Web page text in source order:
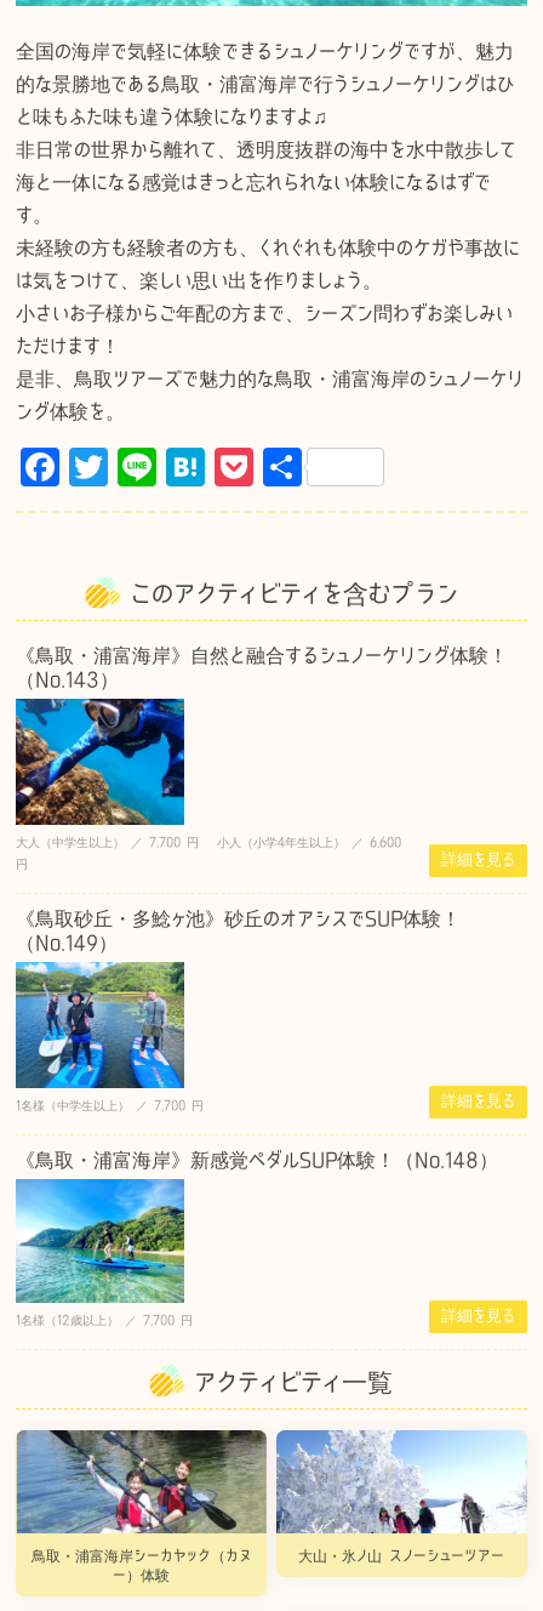
全国の海岸で気軽に体験できるシュノーケリングですが、魅力
的な景勝地である鳥取・浦富海岸で行うシュノーケリングはひ
と味もふた味も違う体験になりますよ♫
非日常の世界から離れて、透明度抜群の海中を水中散歩して
海と一体になる感覚はきっと忘れられない体験になるはずで
す。
未経験の方も経験者の方も、くれぐれも体験中のケガや事故に
は気をつけて、楽しい思い出を作りましょう。
小さいお子様からご年配の方まで、シーズン問わずお楽しみい
ただけます！
是非、鳥取ツアーズで魅力的な鳥取・浦富海岸のシュノーケリ
ング体験を。
F
a
b
o
o
k
T
w
te
r
Li
n
H
at
n
a
P
o
k
et
共
有
このアクティビティを含むプラン
《鳥取・浦富海岸》自然と融合するシュノーケリング体験！
（No.143）
大人（中学生以上） ／ 7,700 円 小人（小学4年生以上） ／ 6,600
円
詳細を見る
《鳥取砂丘・多鯰ヶ池》砂丘のオアシスでSUP体験！
（No.149）
1名様（中学生以上） ／ 7,700 円 詳細を見る
《鳥取・浦富海岸》新感覚ペダルSUP体験！（No.148）
1名様（12歳以上） ／ 7,700 円 詳細を見る
アクティビティ一覧
鳥取・浦富海岸シーカヤック（カヌ
ー）体験
大山・氷ノ山 スノーシューツアー